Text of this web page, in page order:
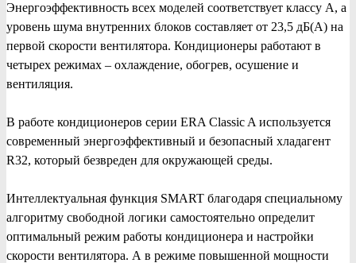
Энергоэффективность всех моделей соответствует классу А, а
уровень шума внутренних блоков составляет от 23,5 дБ(А) на
первой скорости вентилятора. Кондиционеры работают в
четырех режимах – охлаждение, обогрев, осушение и
вентиляция.
В работе кондиционеров серии ERA Classic A используется
современный энергоэффективный и безопасный хладагент
R32, который безвреден для окружающей среды.
Интеллектуальная функция SMART благодаря специальному
алгоритму свободной логики самостоятельно определит
оптимальный режим работы кондиционера и настройки
скорости вентилятора. А в режиме повышенной мощности